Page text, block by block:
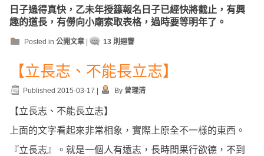
日子過得真快，乙未年授籙報名日子已經快將截止，有興
趣的道長，有僗向小廟索取表格，過時要等明年了。
Posted in 公開文章 | 13 則迴響
【立長志、不能長立志】
Published 2015-03-17 | By 曾理清
【立長志、不能長立志】
上面的文字看起來非常相象，實際上原全不一樣的東西。
『立長志』。就是一個人有遠志，長時間果行欲德，不到